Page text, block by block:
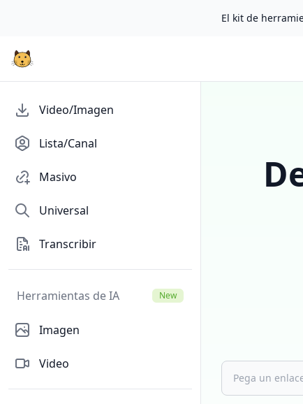
El kit de
Video/Imagen
Lista/Canal
Masivo
Universal
Transcribir
Herramientas de IA New
Imagen
Video